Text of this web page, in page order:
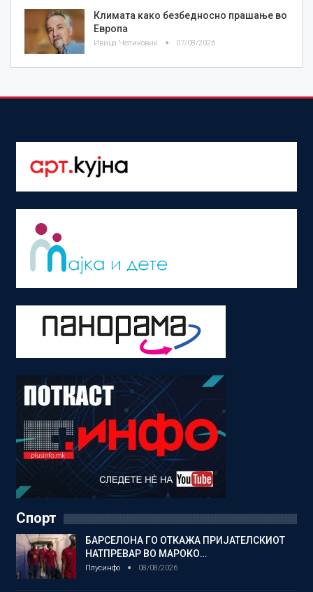
Климата како безбедносно прашање во
Европа
Ивица Челиковиќ 07/08/2026
Спорт
БАРСЕЛОНА ГО ОТКАЖА ПРИЈАТЕЛСКИОТ
НАТПРЕВАР ВО МАРОКО…
Плусинфо 08/08/2026